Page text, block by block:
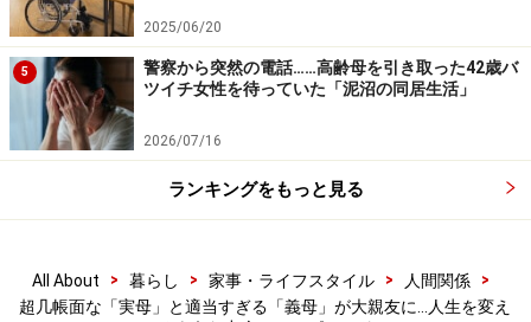
2025/06/20
5
警察から突然の電話……高齢母を引き取った42歳バ
ツイチ女性を待っていた「泥沼の同居生活」
2026/07/16
ランキングをもっと見る
All About > 暮らし > 家事・ライフスタイル > 人間関係
>
超几帳面な「実母」と適当すぎる「義母」が大親友に…人生を変え